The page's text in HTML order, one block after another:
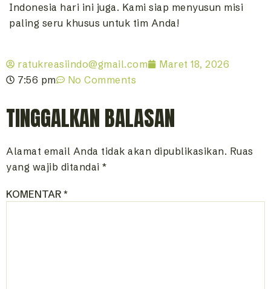
Indonesia hari ini juga. Kami siap menyusun misi
paling seru khusus untuk tim Anda!
ratukreasiindo@gmail.com
Maret 18, 2026
7:56 pm
No Comments
TINGGALKAN BALASAN
Alamat email Anda tidak akan dipublikasikan. Ruas
yang wajib ditandai *
KOMENTAR*